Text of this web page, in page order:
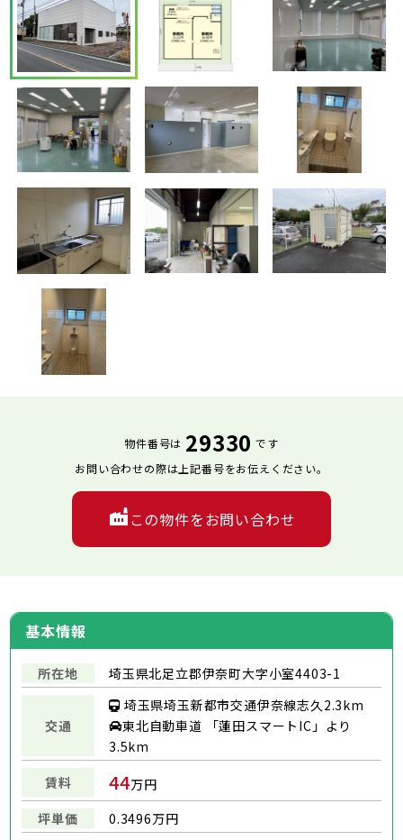
基本情報
所在地 埼玉県北足立郡伊奈町大字小室4403-1
交通
埼玉県埼玉新都市交通伊奈線志久2.3km
東北自動車道 「蓮田スマートIC」より
3.5km
賃料
44万円
坪単価
0.3496万円
物件番号は 29330 です
お問い合わせの際は上記番号をお伝えください。
この物件をお問い合わせ